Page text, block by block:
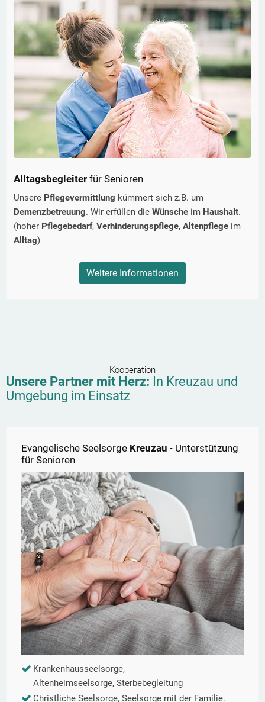
Alltagsbegleiter für Senioren
Unsere Pflegevermittlung kümmert sich z.B. um
Demenzbetreuung. Wir erfüllen die Wünsche im Haushalt.
(hoher Pflegebedarf, Verhinderungspflege, Altenpflege im
Alltag)
Weitere Informationen
Kooperation
Unsere Partner mit Herz: In Kreuzau und
Umgebung im Einsatz
Evangelische Seelsorge Kreuzau - Unterstützung
für Senioren
Krankenhausseelsorge,
Altenheimseelsorge, Sterbebegleitung
Christliche Seelsorge, Seelsorge mit der Familie.